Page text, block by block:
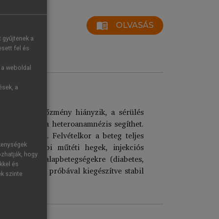
menu_book OLVASÁS
kórelőzmény hiányzik, a sérülés
a heteroanamnézis segíthet.
le is írjuk. Felvételkor a beteg teljes
korábbi műtéti hegek, injekciós
az alapbetegségekre (diabetes,
terhelési próbával kiegészítve stabil
a
fel és
weboldal
a
hogy
és
szinte